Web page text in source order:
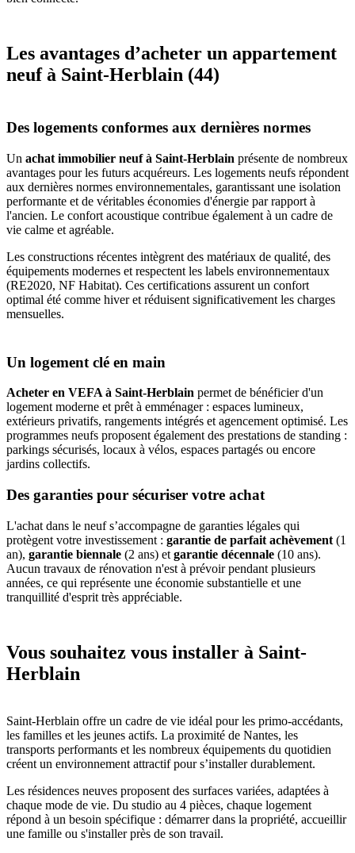
Les avantages d’acheter un appartement
neuf à Saint-Herblain (44)
Des logements conformes aux dernières normes
Un achat immobilier neuf à Saint-Herblain présente de nombreux
avantages pour les futurs acquéreurs. Les logements neufs répondent
aux dernières normes environnementales, garantissant une isolation
performante et de véritables économies d'énergie par rapport à
l'ancien. Le confort acoustique contribue également à un cadre de
vie calme et agréable.
Les constructions récentes intègrent des matériaux de qualité, des
équipements modernes et respectent les labels environnementaux
(RE2020, NF Habitat). Ces certifications assurent un confort
optimal été comme hiver et réduisent significativement les charges
mensuelles.
Un logement clé en main
Acheter en VEFA à Saint-Herblain permet de bénéficier d'un
logement moderne et prêt à emménager : espaces lumineux,
extérieurs privatifs, rangements intégrés et agencement optimisé. Les
programmes neufs proposent également des prestations de standing :
parkings sécurisés, locaux à vélos, espaces partagés ou encore
jardins collectifs.
Des garanties pour sécuriser votre achat
L'achat dans le neuf s’accompagne de garanties légales qui
protègent votre investissement : garantie de parfait achèvement (1
an), garantie biennale (2 ans) et garantie décennale (10 ans).
Aucun travaux de rénovation n'est à prévoir pendant plusieurs
années, ce qui représente une économie substantielle et une
tranquillité d'esprit très appréciable.
Vous souhaitez vous installer à Saint-
Herblain
Saint-Herblain offre un cadre de vie idéal pour les primo-accédants,
les familles et les jeunes actifs. La proximité de Nantes, les
transports performants et les nombreux équipements du quotidien
créent un environnement attractif pour s’installer durablement.
Les résidences neuves proposent des surfaces variées, adaptées à
chaque mode de vie. Du studio au 4 pièces, chaque logement
répond à un besoin spécifique : démarrer dans la propriété, accueillir
une famille ou s'installer près de son travail.